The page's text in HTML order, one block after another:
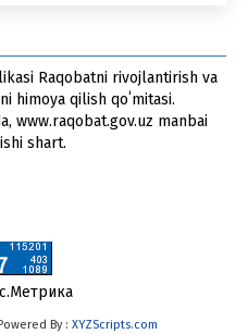
Raqobatni rivojlantirish va
himoya qilish qoʻmitasi.
www.raqobat.gov.uz manbai
shart.
By : XYZScripts.com